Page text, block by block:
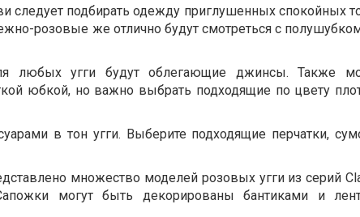
следует подбирать одежду приглушенных спокойных
розовые же отлично будут смотреться с
любых угги будут облегающие джинсы. Также
юбкой, но важно выбрать подходящие по цвету
в тон угги. Выберите подходящие перчатки,
множество моделей розовых угги из серий
могут быть декорированы бантиками и